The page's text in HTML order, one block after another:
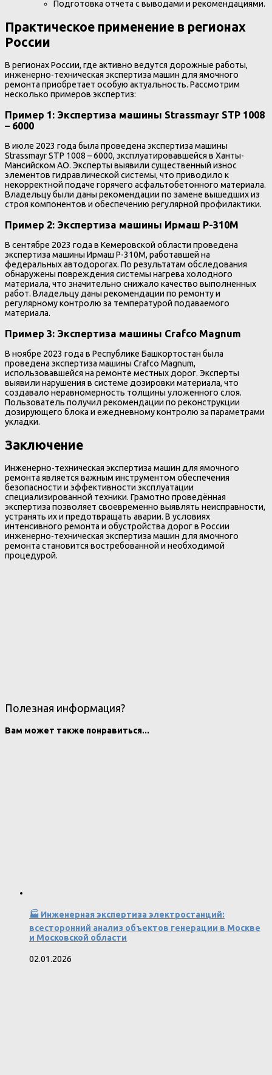
Подготовка отчета с выводами и рекомендациями.
Практическое применение в регионах
России
В регионах России, где активно ведутся дорожные работы,
инженерно-техническая экспертиза машин для ямочного
ремонта приобретает особую актуальность. Рассмотрим
несколько примеров экспертиз:
Пример 1: Экспертиза машины Strassmayr STP 1008
– 6000
В июле 2023 года была проведена экспертиза машины
Strassmayr STP 1008 – 6000, эксплуатировавшейся в Ханты-
Мансийском АО. Эксперты выявили существенный износ
элементов гидравлической системы, что приводило к
некорректной подаче горячего асфальтобетонного материала.
Владельцу были даны рекомендации по замене вышедших из
строя компонентов и обеспечению регулярной профилактики.
Пример 2: Экспертиза машины Ирмаш Р-310М
В сентябре 2023 года в Кемеровской области проведена
экспертиза машины Ирмаш Р-310М, работавшей на
федеральных автодорогах. По результатам обследования
обнаружены повреждения системы нагрева холодного
материала, что значительно снижало качество выполненных
работ. Владельцу даны рекомендации по ремонту и
регулярному контролю за температурой подаваемого
материала.
Пример 3: Экспертиза машины Crafco Magnum
В ноябре 2023 года в Республике Башкортостан была
проведена экспертиза машины Crafco Magnum,
использовавшейся на ремонте местных дорог. Эксперты
выявили нарушения в системе дозировки материала, что
создавало неравномерность толщины уложенного слоя.
Пользователь получил рекомендации по реконструкции
дозирующего блока и ежедневному контролю за параметрами
укладки.
Заключение
Инженерно-техническая экспертиза машин для ямочного
ремонта является важным инструментом обеспечения
безопасности и эффективности эксплуатации
специализированной техники. Грамотно проведённая
экспертиза позволяет своевременно выявлять неисправности,
устранять их и предотвращать аварии. В условиях
интенсивного ремонта и обустройства дорог в России
инженерно-техническая экспертиза машин для ямочного
ремонта становится востребованной и необходимой
процедурой.
Полезная информация?
Вам может также понравиться...
🏭 Инженерная экспертиза электростанций:
всесторонний анализ объектов генерации в Москве
и Московской области
02.01.2026